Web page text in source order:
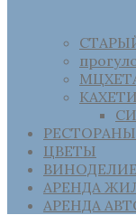
РЕСТОРАНЫ
ЦВЕТЫ
ВИНОДЕЛИЕ
АРЕНДА
АРЕНДА